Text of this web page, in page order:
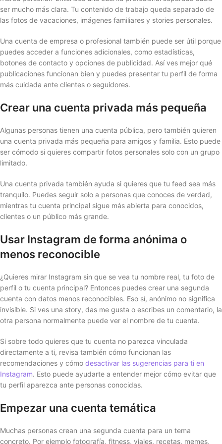
ser mucho más clara. Tu contenido de trabajo queda separado de
las fotos de vacaciones, imágenes familiares y stories personales.
Una cuenta de empresa o profesional también puede ser útil porque
puedes acceder a funciones adicionales, como estadísticas,
botones de contacto y opciones de publicidad. Así ves mejor qué
publicaciones funcionan bien y puedes presentar tu perfil de forma
más cuidada ante clientes o seguidores.
Crear una cuenta privada más pequeña
Algunas personas tienen una cuenta pública, pero también quieren
una cuenta privada más pequeña para amigos y familia. Esto puede
ser cómodo si quieres compartir fotos personales solo con un grupo
limitado.
Una cuenta privada también ayuda si quieres que tu feed sea más
tranquilo. Puedes seguir solo a personas que conoces de verdad,
mientras tu cuenta principal sigue más abierta para conocidos,
clientes o un público más grande.
Usar Instagram de forma anónima o
menos reconocible
¿Quieres mirar Instagram sin que se vea tu nombre real, tu foto de
perfil o tu cuenta principal? Entonces puedes crear una segunda
cuenta con datos menos reconocibles. Eso sí, anónimo no significa
invisible. Si ves una story, das me gusta o escribes un comentario, la
otra persona normalmente puede ver el nombre de tu cuenta.
Si sobre todo quieres que tu cuenta no parezca vinculada
directamente a ti, revisa también cómo funcionan las
recomendaciones y cómo desactivar las sugerencias para ti en
Instagram. Esto puede ayudarte a entender mejor cómo evitar que
tu perfil aparezca ante personas conocidas.
Empezar una cuenta temática
Muchas personas crean una segunda cuenta para un tema
concreto. Por ejemplo fotografía, fitness, viajes, recetas, memes,